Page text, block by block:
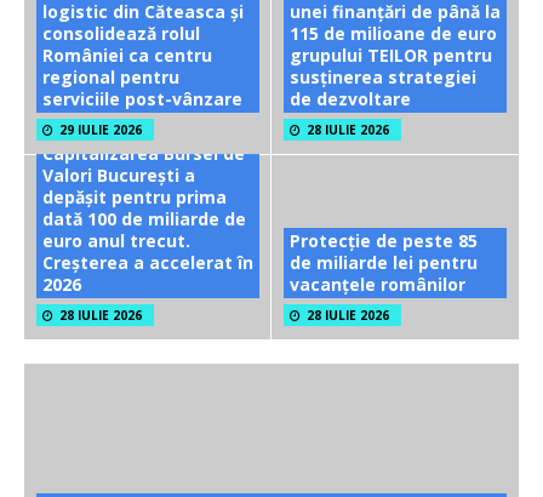
logistic din Căteasca și
consolidează rolul
României ca centru
regional pentru
serviciile post-vânzare
29 IULIE 2026
unei finanțări de până la
115 de milioane de euro
grupului TEILOR pentru
susținerea strategiei
de dezvoltare
28 IULIE 2026
Capitalizarea Bursei de
Valori București a
depășit pentru prima
dată 100 de miliarde de
euro anul trecut.
Creșterea a accelerat în
2026
28 IULIE 2026
Protecție de peste 85
de miliarde lei pentru
vacanțele românilor
28 IULIE 2026